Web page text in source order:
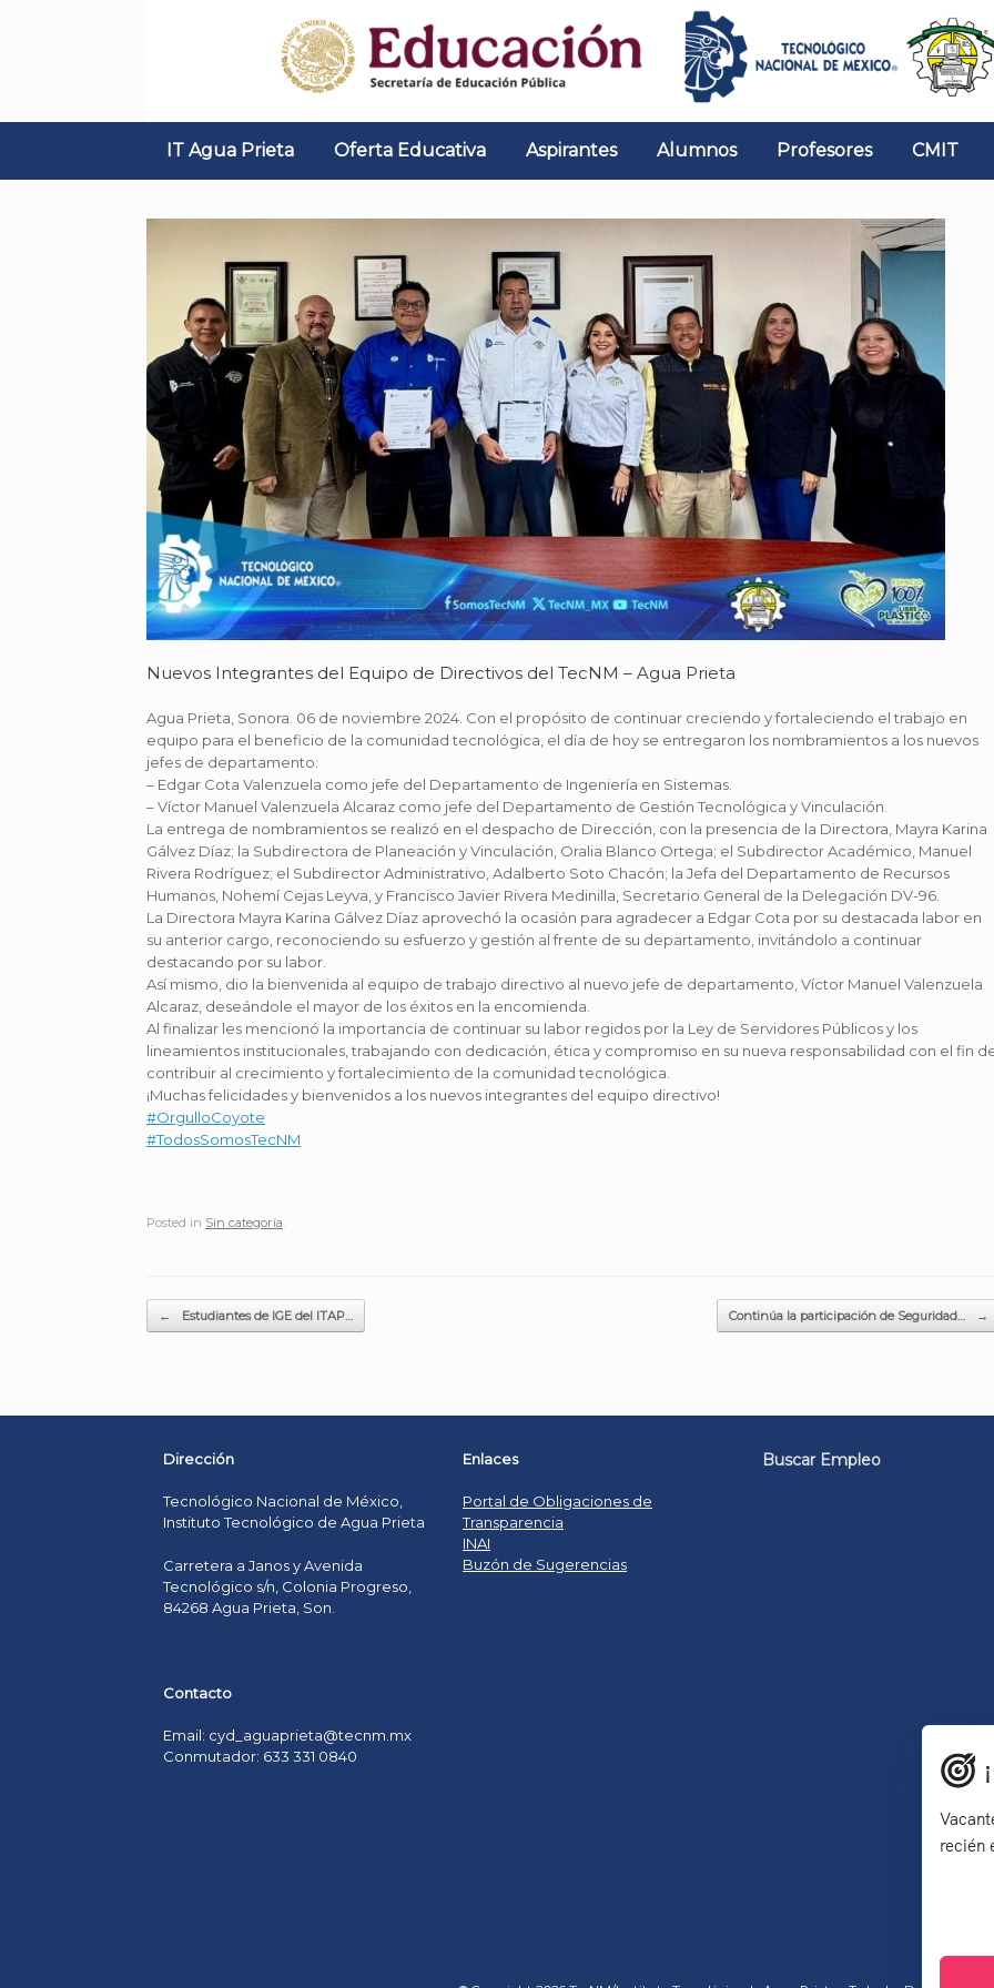
IT Agua Prieta Oferta Educativa Aspirantes Alumnos Profesores CMIT
Nuevos Integrantes del Equipo de Directivos del TecNM – Agua Prieta
Agua Prieta, Sonora. 06 de noviembre 2024. Con el propósito de continuar creciendo y fortaleciendo el trabajo en
equipo para el beneficio de la comunidad tecnológica, el día de hoy se entregaron los nombramientos a los nuevos
jefes de departamento:
– Edgar Cota Valenzuela como jefe del Departamento de Ingeniería en Sistemas.
– Víctor Manuel Valenzuela Alcaraz como jefe del Departamento de Gestión Tecnológica y Vinculación.
La entrega de nombramientos se realizó en el despacho de Dirección, con la presencia de la Directora, Mayra Karina
Gálvez Díaz; la Subdirectora de Planeación y Vinculación, Oralia Blanco Ortega; el Subdirector Académico, Manuel
Rivera Rodríguez; el Subdirector Administrativo, Adalberto Soto Chacón; la Jefa del Departamento de Recursos
Humanos, Nohemí Cejas Leyva, y Francisco Javier Rivera Medinilla, Secretario General de la Delegación DV-96.
La Directora Mayra Karina Gálvez Díaz aprovechó la ocasión para agradecer a Edgar Cota por su destacada labor en
su anterior cargo, reconociendo su esfuerzo y gestión al frente de su departamento, invitándolo a continuar
destacando por su labor.
Así mismo, dio la bienvenida al equipo de trabajo directivo al nuevo jefe de departamento, Víctor Manuel Valenzuela
Alcaraz, deseándole el mayor de los éxitos en la encomienda.
Al finalizar les mencionó la importancia de continuar su labor regidos por la Ley de Servidores Públicos y los
lineamientos institucionales, trabajando con dedicación, ética y compromiso en su nueva responsabilidad con el fin
contribuir al crecimiento y fortalecimiento de la comunidad tecnológica.
¡Muchas felicidades y bienvenidos a los nuevos integrantes del equipo directivo!
#OrgulloCoyote
#TodosSomosTecNM
Posted in Sin categoría
Post navigation
← Estudiantes de IGE del ITAP… Continúa la participación de Seguridad… →
Dirección
Tecnológico Nacional de México,
Instituto Tecnológico de Agua Prieta
Carretera a Janos y Avenida
Tecnológico s/n, Colonia Progreso,
84268 Agua Prieta, Son.
Contacto
Email: cyd_aguaprieta@tecnm.mx
Conmutador: 633 331 0840
Enlaces
Portal de Obligaciones de
Transparencia
INAI
Buzón de Sugerencias
Buscar Empleo
recién